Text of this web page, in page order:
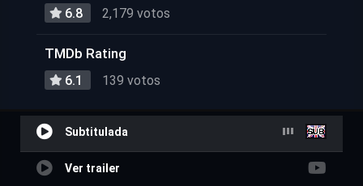
6.8 2,179 votos
TMDb Rating
6.1 139 votos
Subtitulada
Ver trailer